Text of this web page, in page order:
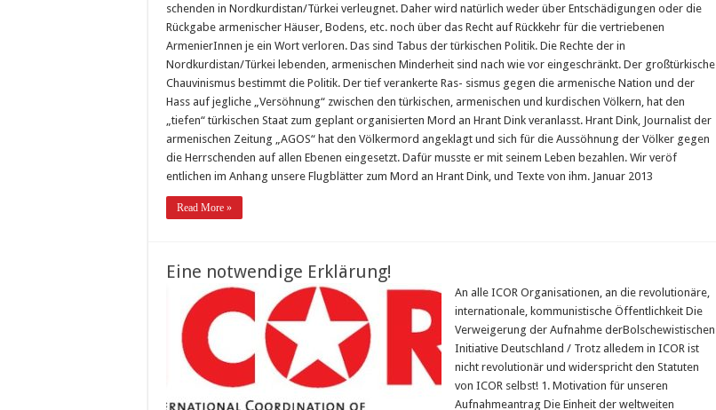
schenden in Nordkurdistan/Türkei verleugnet. Daher wird natürlich weder über Entschädigungen oder die
Rückgabe armenischer Häuser, Bodens, etc. noch über das Recht auf Rückkehr für die vertriebenen
ArmenierInnen je ein Wort verloren. Das sind Tabus der türkischen Politik. Die Rechte der in
Nordkurdistan/Türkei lebenden, armenischen Minderheit sind nach wie vor eingeschränkt. Der großtürkische
Chauvinismus bestimmt die Politik. Der tief verankerte Ras- sismus gegen die armenische Nation und der
Hass auf jegliche „Versöhnung“ zwischen den türkischen, armenischen und kurdischen Völkern, hat den
„tiefen“ türkischen Staat zum geplant organisierten Mord an Hrant Dink veranlasst. Hrant Dink, Journalist der
armenischen Zeitung „AGOS“ hat den Völkermord angeklagt und sich für die Aussöhnung der Völker gegen
die Herrschenden auf allen Ebenen eingesetzt. Dafür musste er mit seinem Leben bezahlen. Wir veröf
entlichen im Anhang unsere Flugblätter zum Mord an Hrant Dink, und Texte von ihm. Januar 2013
Read More »
Eine notwendige Erklärung!
An alle ICOR Organisationen, an die revolutionäre,
internationale, kommunistische Öffentlichkeit Die
Verweigerung der Aufnahme derBolschewistischen
Initiative Deutschland / Trotz alledem in ICOR ist
nicht revolutionär und widerspricht den Statuten
von ICOR selbst! 1. Motivation für unseren
Aufnahmeantrag Die Einheit der weltweiten